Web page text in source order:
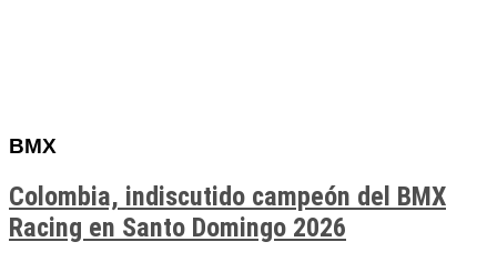
BMX
Colombia, indiscutido campeón del BMX
Racing en Santo Domingo 2026